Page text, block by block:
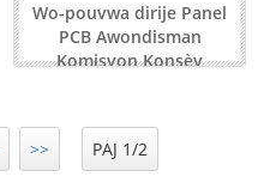
Wo-pouvwa dirije Panel
PCB Awondisman
Komisyon Konsèy
>> PAJ 1/2